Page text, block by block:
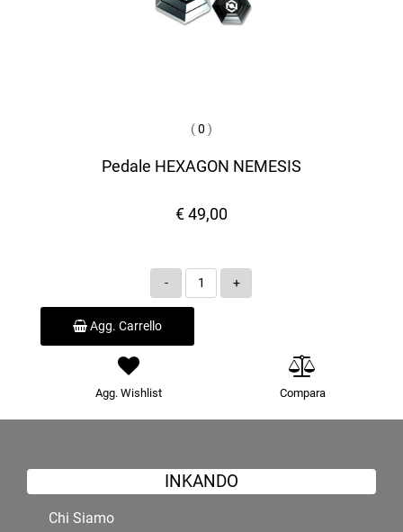
(0 )
Pedale HEXAGON NEMESIS
€ 49,00
Quantità
Agg. Carrello
Agg. Wishlist Compara
INKANDO
Chi Siamo